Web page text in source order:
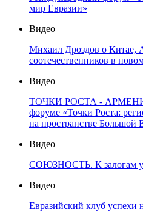
мир Евразии»
Видео
Михаил Дроздов о Китае,
соотечественников в
Видео
ТОЧКИ РОСТА -
форуме «Точки Роста:
на пространстве Большой
Видео
СОЮЗНОСТЬ. К залогам
Видео
Евразийский клуб успехи